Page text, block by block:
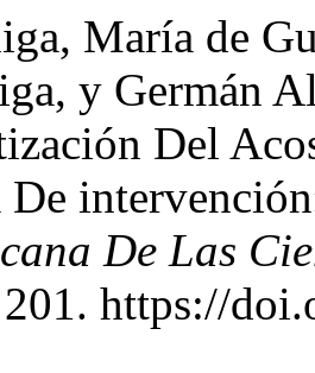
María de
y Germán
Del
De
De Las
https://